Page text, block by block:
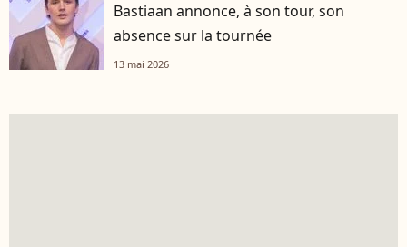
Bastiaan annonce, à son tour, son
absence sur la tournée
13 mai 2026